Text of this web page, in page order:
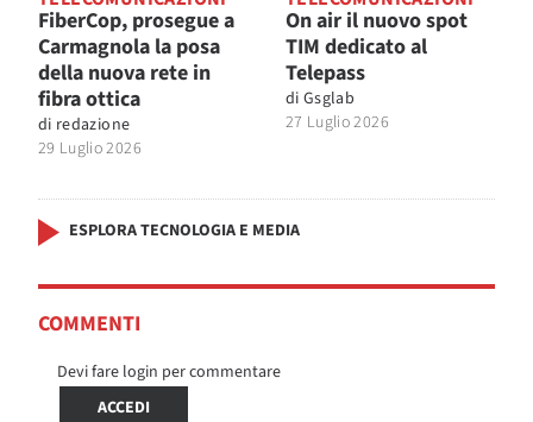
FiberCop, prosegue a
Carmagnola la posa
della nuova rete in
fibra ottica
di redazione
29 Luglio 2026
On air il nuovo spot
TIM dedicato al
Telepass
di Gsglab
27 Luglio 2026
ESPLORA TECNOLOGIA E MEDIA
COMMENTI
Devi fare login per commentare
ACCEDI